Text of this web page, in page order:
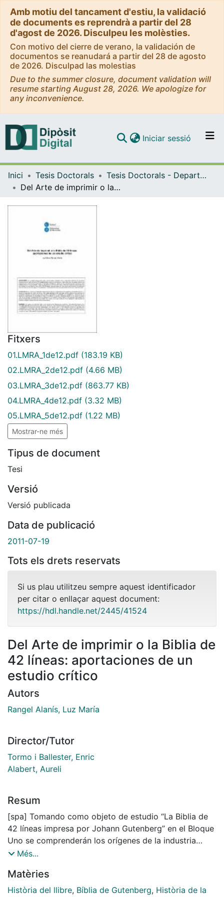
Amb motiu del tancament d'estiu, la validació
de documents es reprendrà a partir del 28
d'agost de 2026. Disculpeu les molèsties.
Con motivo del cierre de verano, la validación de
documentos se reanudará a partir del 28 de agosto
de 2026. Disculpad las molestias
Due to the summer closure, document validation will
resume starting August 28, 2026. We apologize for
any inconvenience.
Navega per tot el DD
Iniciar sessió (current)
Inici Tesis Doctorals
Tesis Doctorals - Departament - Disseny i Imatge
Del Arte de imprimir o la Biblia de 42 líneas: aportaciones de un estudio crítico
Fitxers
01.LMRA_1de12.pdf (183.19 KB)
02.LMRA_2de12.pdf (4.66 MB)
03.LMRA_3de12.pdf (863.77 KB)
04.LMRA_4de12.pdf (3.32 MB)
05.LMRA_5de12.pdf (1.22 MB)
Mostrar-ne més
Tipus de document
Tesi
Versió
Versió publicada
Data de publicació
2011-07-19
Tots els drets reservats
Si us plau utilitzeu sempre aquest identificador
per citar o enllaçar aquest document:
https://hdl.handle.net/2445/41524
Del Arte de imprimir o la Biblia de
42 líneas: aportaciones de un
estudio crítico
Autors
Rangel Alanís, Luz María
Director/Tutor
Tormo i Ballester, Enric
Alabert, Aureli
Resum
[spa] Tomando como objeto de estudio “La Biblia de
42 líneas impresa por Johann Gutenberg” en el Bloque
Uno se comprenderán los orígenes de la industria
gráfica a partir de una visión histórica de la vida de
En el Bloque Dos, se desarrolla el panorama de cómo
se llega a la resolución gráfico-operativa que hizo
Més...
Matèries
Història del llibre, Bíblia de Gutenberg, Història de la